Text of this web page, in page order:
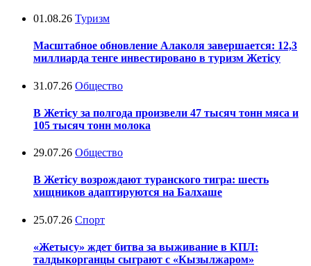
01.08.26 Туризм
Масштабное обновление Алаколя завершается: 12,3
миллиарда тенге инвестировано в туризм Жетісу
31.07.26 Общество
В Жетісу за полгода произвели 47 тысяч тонн мяса и
105 тысяч тонн молока
29.07.26 Общество
В Жетісу возрождают туранского тигра: шесть
хищников адаптируются на Балхаше
25.07.26 Спорт
«Жетысу» ждет битва за выживание в КПЛ:
талдыкорганцы сыграют с «Кызылжаром»